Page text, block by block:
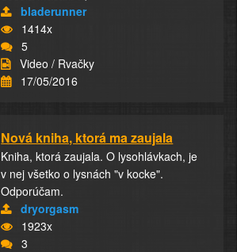
bladerunner
1414x
5
Video / Rvačky
17/05/2016
Nová kniha, ktorá ma zaujala
Kniha, ktorá zaujala. O lysohlávkach, je
v nej všetko o lysnách "v kocke".
Odporúčam.
dryorgasm
1923x
3